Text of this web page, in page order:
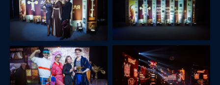
Для 18-й церемонии награждения победителей
независимого конкурса по недвижимости «Доверие
Потребителя» в Санкт-Петербурге и Ленинградской
области была организована яркая и эмоциональная
церемония в пространстве «Никольские ряды».
Мероприятие под слоганом «Ключи к новой
истории» собрало около 280 участников в закрытом
формате с динамичной программой и праздничной
атмосферой.